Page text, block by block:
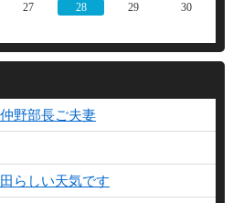
27 28 29
30
野部長ご夫妻
らしい天気です